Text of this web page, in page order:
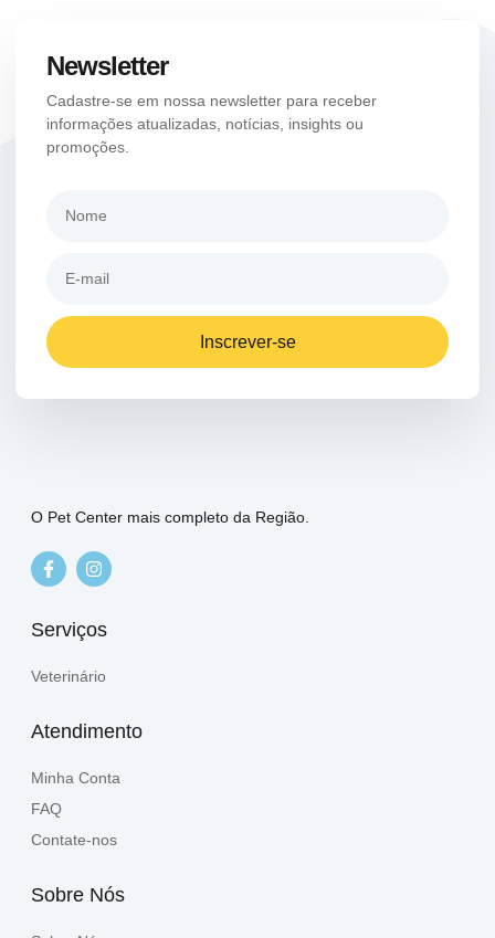
Newsletter
Cadastre-se em nossa newsletter para receber
informações atualizadas, notícias, insights ou
promoções.
Inscrever-se
O Pet Center mais completo da Região.
Serviços
Veterinário
Atendimento
Minha Conta
FAQ
Contate-nos
Sobre Nós